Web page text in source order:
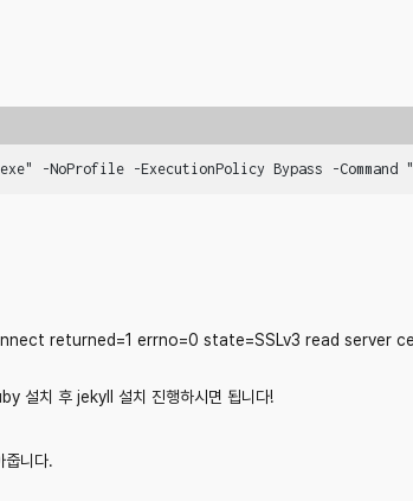
-NoProfile -ExecutionPolicy Bypass -
returned=1 errno=0 state=SSLv3 read
설치 후 jekyll 설치 진행하시면 됩니다!
줍니다.